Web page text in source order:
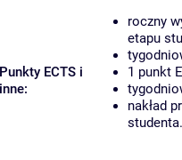
Punkty ECTS i
inne:
roczny
etapu
1 punkt
nakład
studenta.